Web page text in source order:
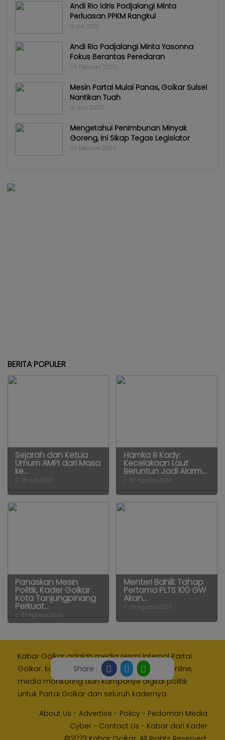
Share :
Andi Rio Idris Padjalangi Minta
Perluasan PPKM Rangkul
14 Juli 2021
Andi Rio Padjalangi Minta Yasonna
Fokus Berantas Peredaran
26 Februari 2020
Mesin Partai Mulai Panas, Golkar Sulsel
Nantikan Tuah
12 Juni 2020
Mengetahui Penimbunan Minyak
Goreng, Ini Sikap Tegas Legislator
22 Februari 2022
BERITA POPULER
Sejarah dan Ketua
Umum AMPI dari Masa
ke...
28 Juni 2023
Hamka B Kady:
Kecelakaan Laut
Beruntun Jadi Alarm...
07 Agustus 2026
Panaskan Mesin
Politik, Kader Golkar
Kota Tanjungpinang
Perkuat...
07 Agustus 2026
Menteri Bahlil: Tahap
Pertama PLTS 100 GW
Akan...
05 Agustus 2026
Kabar Golkar adalah media resmi Internal Partai
Golkar. kami memberikan layanan media online,
media monitoring dan kampanye digital politik
untuk Partai Golkar dan seluruh kadernya.
About Us - Advertise - Policy - Pedoman Media
Cyber - Contact Us - Kabar dari Kader